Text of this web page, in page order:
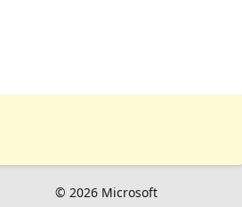
© 2026 Microsoft